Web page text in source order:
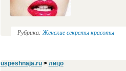
Рубрика: Женские секреты красоты
uspeshnaja.ru> лицо